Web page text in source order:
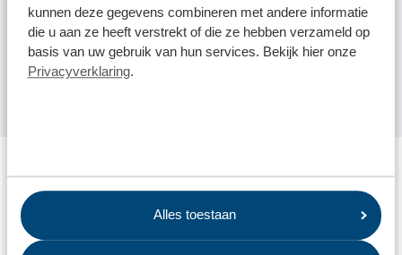
kunnen deze gegevens combineren met andere informatie
die u aan ze heeft verstrekt of die ze hebben verzameld op
basis van uw gebruik van hun services. Bekijk hier onze
Privacyverklaring.
Alles toestaan
Handige reminders om je container klaar te zetten
bedrijf.